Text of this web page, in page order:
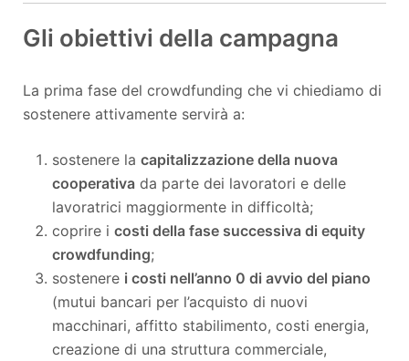
Gli obiettivi della campagna
La prima fase del crowdfunding che vi chiediamo di
sostenere attivamente servirà a:
sostenere la capitalizzazione della nuova
cooperativa da parte dei lavoratori e delle
lavoratrici maggiormente in difficoltà;
coprire i costi della fase successiva di equity
crowdfunding;
sostenere i costi nell’anno 0 di avvio del piano
(mutui bancari per l’acquisto di nuovi
macchinari, affitto stabilimento, costi energia,
creazione di una struttura commerciale,